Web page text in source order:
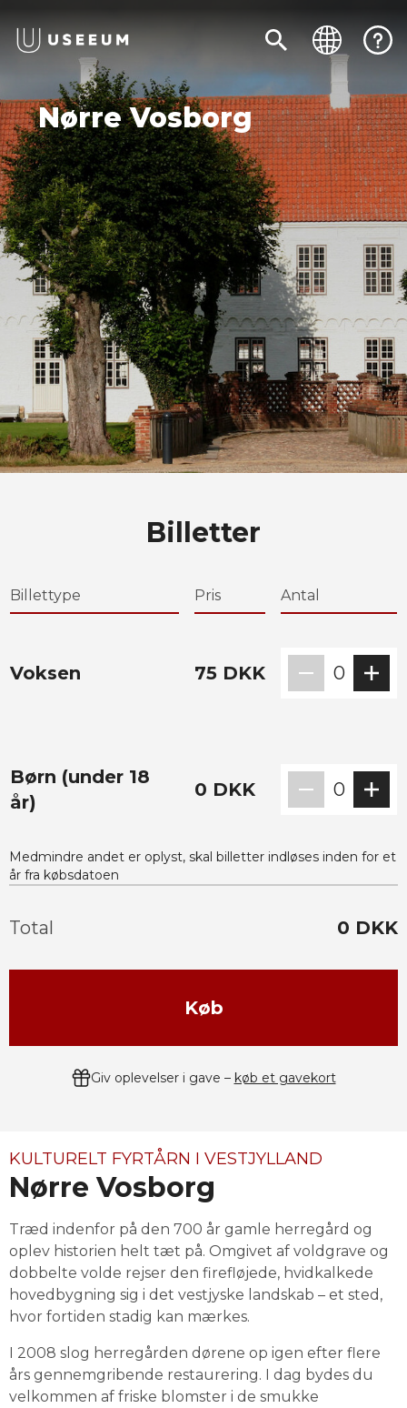
Nørre Vosborg
Billetter
Billettype Pris Antal
Voksen 75 DKK 0
Børn (under 18
år)
0 DKK 0
Medmindre andet er oplyst, skal billetter indløses inden for et
år fra købsdatoen
Total 0 DKK
Køb
Giv oplevelser i gave – køb et gavekort
KULTURELT FYRTÅRN I VESTJYLLAND
Nørre Vosborg
Træd indenfor på den 700 år gamle herregård og
oplev historien helt tæt på. Omgivet af voldgrave og
dobbelte volde rejser den firefløjede, hvidkalkede
hovedbygning sig i det vestjyske landskab – et sted,
hvor fortiden stadig kan mærkes.
I 2008 slog herregården dørene op igen efter flere
års gennemgribende restaurering. I dag bydes du
velkommen af friske blomster i de smukke